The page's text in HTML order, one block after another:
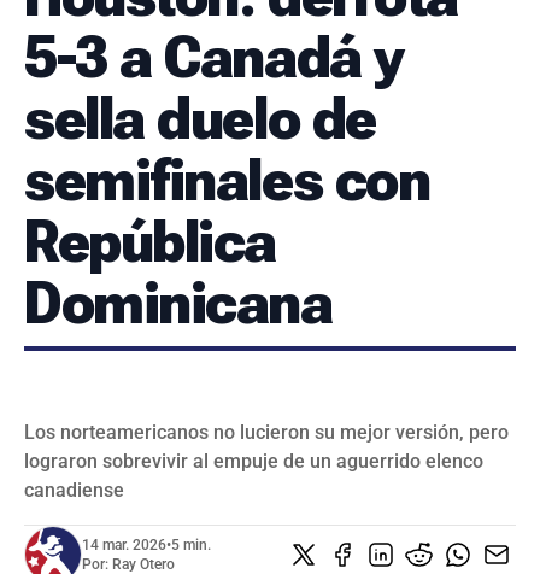
POSICIONES
64 SNB
POSTEMPORADA
POSICIONES
SUBVALORADOS DEL BÉISBOL CUBANO
SERIES NACIONALES
EVENTOS INTERNACIONALES
CLÁSICO MUNDIAL DE BÉISBOL 2026
BÉISBOL INTERNACIONAL
VIDEOS
5-3 a Canadá y
sella duelo de
semifinales con
República
Dominicana
Los norteamericanos no lucieron su mejor versión, pero
lograron sobrevivir al empuje de un aguerrido elenco
canadiense
14 mar. 2026•5 min.
Por: Ray Otero